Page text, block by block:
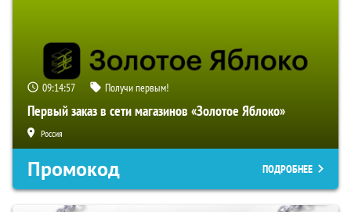
09:14:56 Получи первым!
Первый заказ в сети магазинов «Золотое Яблоко»
Россия
Промокод ПОДРОБНЕЕ